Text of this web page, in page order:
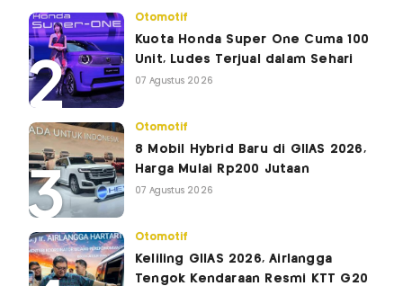
Otomotif
Kuota Honda Super One Cuma 100
Unit, Ludes Terjual dalam Sehari
07 Agustus 2026
Otomotif
8 Mobil Hybrid Baru di GIIAS 2026,
Harga Mulai Rp200 Jutaan
07 Agustus 2026
Otomotif
Keliling GIIAS 2026, Airlangga
Tengok Kendaraan Resmi KTT G20